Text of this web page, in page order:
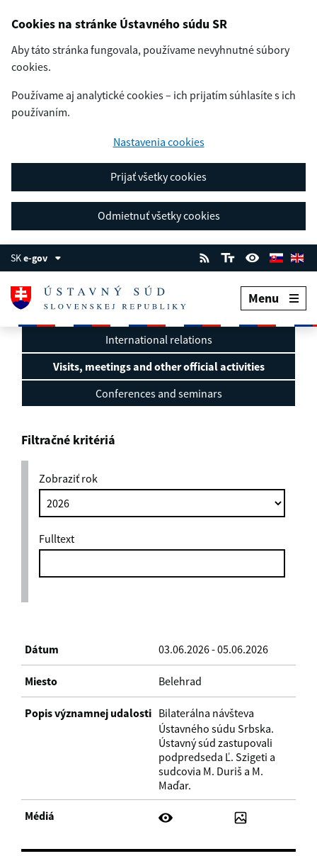
Cookies na stránke Ústavného súdu SR
Aby táto stránka fungovala, používame nevyhnutné súbory
cookies.
Používame aj analytické cookies – ich prijatím súhlasíte s ich
používaním.
Nastavenia cookies
Prijať všetky cookies
Odmietnuť všetky cookies
SKe-gov
Menu
Visits, meetings and other
International relations
Visits, meetings and other official activities
Conferences and seminars
Filtračné kritériá
Zobraziť rok
Fulltext
03.06.2026 - 05.06.2026
Belehrad
Bilaterálna návšteva
Ústavného súdu Srbska.
Ústavný súd zastupovali
podpredseda Ľ. Szigeti a
sudcovia M. Duriš a M.
Maďar.